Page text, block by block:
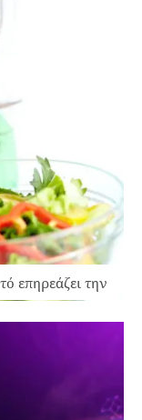
επηρεάζει την